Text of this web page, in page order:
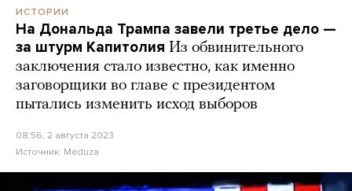
ИСТОРИИ
На Дональда Трампа завели третье дело —
за штурм Капитолия Из обвинительного
заключения стало известно, как именно
заговорщики во главе с президентом
пытались изменить исход выборов
08:56, 2 августа 2023
Источник: Meduza